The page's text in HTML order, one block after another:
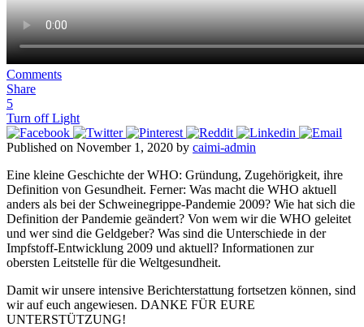
Comments
Share
5
Turn off Light
Published on November 1, 2020 by caimi-admin
Eine kleine Geschichte der WHO: Gründung, Zugehörigkeit, ihre
Definition von Gesundheit. Ferner: Was macht die WHO aktuell
anders als bei der Schweinegrippe-Pandemie 2009? Wie hat sich die
Definition der Pandemie geändert? Von wem wir die WHO geleitet
und wer sind die Geldgeber? Was sind die Unterschiede in der
Impfstoff-Entwicklung 2009 und aktuell? Informationen zur
obersten Leitstelle für die Weltgesundheit.
Damit wir unsere intensive Berichterstattung fortsetzen können, sind
wir auf euch angewiesen. DANKE FÜR EURE
UNTERSTÜTZUNG!